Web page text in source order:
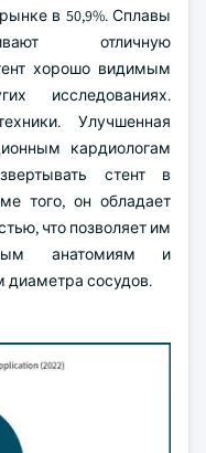
в 50,9%. Сплавы
отличную
хорошо видимым
исследованиях.
Улучшенная
кардиологам
стент в
того, он обладает
что позволяет им
анатомиям и
диаметра сосудов.